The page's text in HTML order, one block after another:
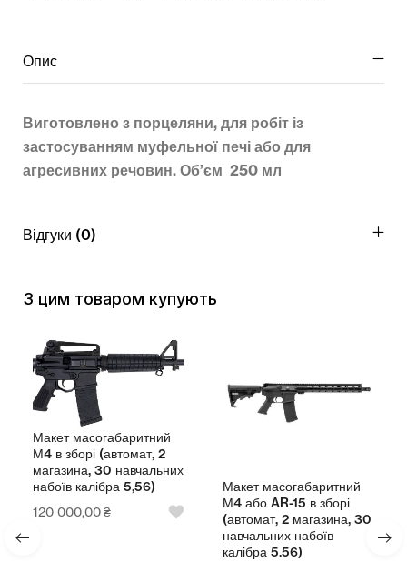
Опис
Виготовлено з порцеляни, для робіт із
застосуванням муфельної печі або для
агресивних речовин. Об’єм 250 мл
Відгуки (0)
З цим товаром купують
Макет масогабаритний
М4 в зборі (автомат, 2
магазина, 30 навчальних
набоїв калібра 5,56)
120 000,00₴
Макет масогабаритний
М4 або AR-15 в зборі
(автомат, 2 магазина, 30
навчальних набоїв
калібра 5.56)